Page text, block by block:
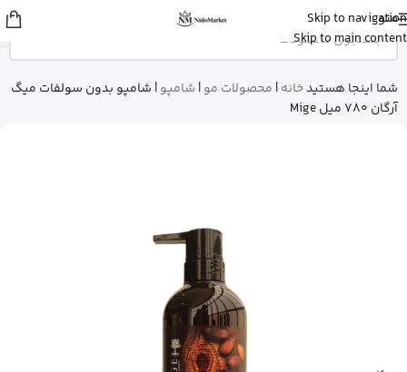
Skip to navigation
Skip to main content
منو
شما اینجا هستیدخانه| محصولات مو| شامپو| شامپو بدون سولفات میگ
آرگان 780 میل Mige
sinaاز اصفهان
قرص ول من اورجینال رو خرید کرد